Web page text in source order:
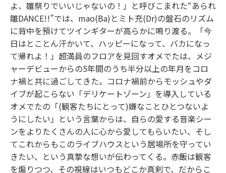
よ、雛祭りでいいじゃないの！」と呼びこまれた“あられ
雛DANCE!!”では、mao(Ba)とミト充(Dr)の盤石のリズム
に背中を預けてツインギターが高らかに鳴り渡る。「今
日はとことん汗かいて、ハッピーになって、バカになっ
て帰れよ！」超満員のフロアを見回すオメでたは、メジ
ャーデビューからの5年間のうち半分以上の年月をコロ
ナ禍と共に過ごしてきた。コロナ禍前からモッシュやダ
イブが起こらない「デリケートゾーン」を導入している
オメでたの「(観客たちにとって)嫌なことひとつないよ
うにしたい」という言葉からは、自らの愛する音楽シー
ンをよりたくさんの人に心から愛してもらいたい、そし
てこれからもこのライブハウスという居場所を守ってい
きたい、という真摯な想いが伝わってくる。赤飯は観客
を煽りつつ、その視線はいつもどこか真剣で、だからこ